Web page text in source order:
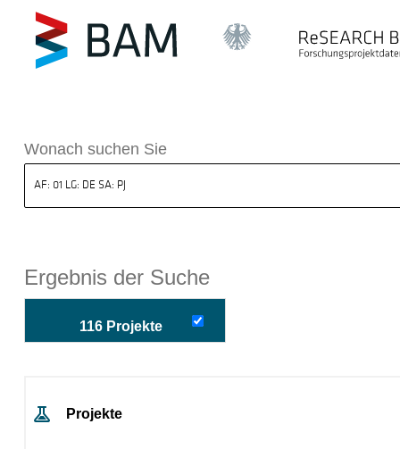
BAM
Wonach suchen Sie
Ergebnis der Suche
116 Projekte
Projekte